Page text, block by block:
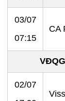
03/07
07:15
CA
02/07